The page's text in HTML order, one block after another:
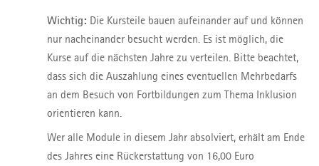
Wichtig: Die Kursteile bauen aufeinander auf und können
nur nacheinander besucht werden. Es ist möglich, die
Kurse auf die nächsten Jahre zu verteilen. Bitte beachtet,
dass sich die Auszahlung eines eventuellen Mehrbedarfs
an dem Besuch von Fortbildungen zum Thema Inklusion
orientieren kann.
Wer alle Module in diesem Jahr absolviert, erhält am Ende
des Jahres eine Rückerstattung von 16,00 Euro